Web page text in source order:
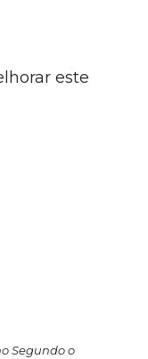
este
Segundo o